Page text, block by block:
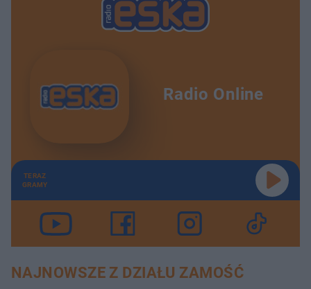
Radio Online
TERAZ
GRAMY
NAJNOWSZE Z DZIAŁU ZAMOŚĆ